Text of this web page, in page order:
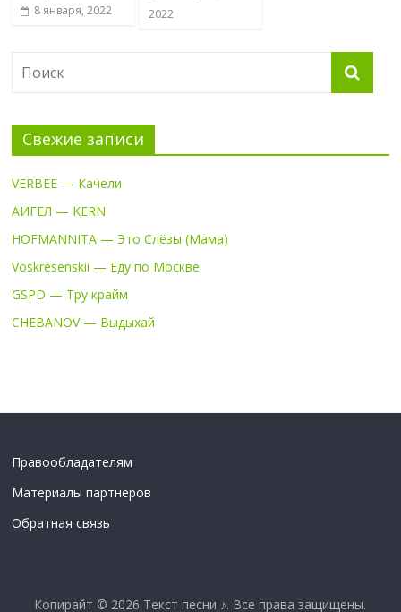
8 января, 2022
2022
Свежие записи
VERBEE — Качели
АИГЕЛ — KERN
HOFMANNITA — Это Слёзы (Мама)
Voskresenskii — Еду по Москве
GSPD — Тру крайм
CHEBANOV — Выдыхай
Правообладателям
Материалы партнеров
Обратная связь
Копирайт © 2026 Текст песни ♪. Все права защищены.